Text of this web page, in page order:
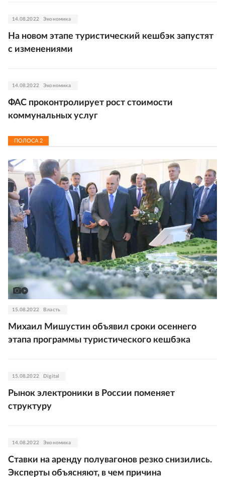
14.08.2022 Экономика
На новом этапе туристический кешбэк запустят
с изменениями
14.08.2022 Экономика
ФАС проконтролирует рост стоимости
коммунальных услуг
ПОЛОСА2
15.08.2022 Власть
Михаил Мишустин объявил сроки осеннего
этапа программы туристического кешбэка
15.08.2022 Digital
Рынок электроники в России поменяет
структуру
14.08.2022 Экономика
Ставки на аренду полувагонов резко снизились.
Эксперты объясняют, в чем причина